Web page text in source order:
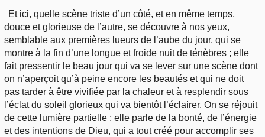
Et ici, quelle scène triste d’un côté, et en même temps,
douce et glorieuse de l’autre, se découvre à nos yeux,
semblable aux premières lueurs de l’aube du jour, qui se
montre à la fin d’une longue et froide nuit de ténèbres ; elle
fait pressentir le beau jour qui va se lever sur une scène dont
on n’aperçoit qu’à peine encore les beautés et qui ne doit
pas tarder à être vivifiée par la chaleur et à resplendir sous
l’éclat du soleil glorieux qui va bientôt l’éclairer. On se réjouit
de cette lumière partielle ; elle parle de la bonté, de l’énergie
et des intentions de Dieu, qui a tout créé pour accomplir ses